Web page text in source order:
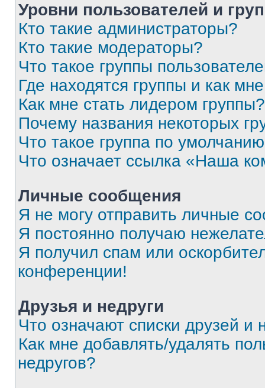
Уровни пользователей и
Кто такие администраторы?
Кто такие модераторы?
Что такое группы
Где находятся группы и как
Как мне стать лидером группы?
Почему названия некоторых
Что такое группа по
Что означает ссылка «Наша
Личные сообщения
Я не могу отправить личные
Я постоянно получаю
Я получил спам или
конференции!
Друзья и недруги
Что означают списки друзей и
Как мне добавлять/удалять
недругов?